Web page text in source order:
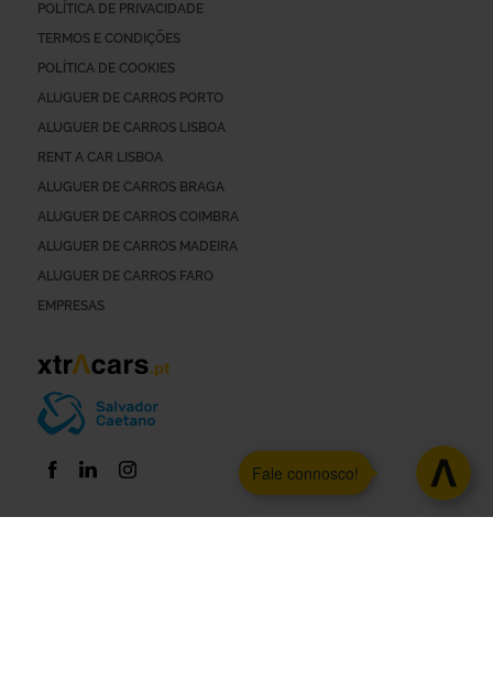
POLÍTICA DE PRIVACIDADE
TERMOS E CONDIÇÕES
POLÍTICA DE COOKIES
ALUGUER DE CARROS PORTO
ALUGUER DE CARROS LISBOA
RENT A CAR LISBOA
ALUGUER DE CARROS BRAGA
ALUGUER DE CARROS COIMBRA
ALUGUER DE CARROS MADEIRA
ALUGUER DE CARROS FARO
EMPRESAS
Fale connosco!